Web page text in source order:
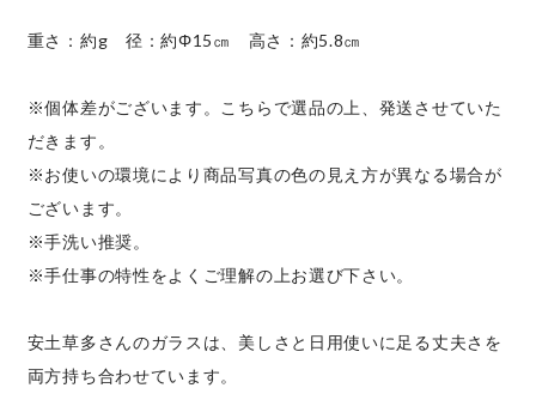
重さ：約g 径：約Φ15㎝ 高さ：約5.8㎝
※個体差がございます。こちらで選品の上、発送させていた
だきます。
※お使いの環境により商品写真の色の見え方が異なる場合が
ございます。
※手洗い推奨。
※手仕事の特性をよくご理解の上お選び下さい。
安土草多さんのガラスは、美しさと日用使いに足る丈夫さを
両方持ち合わせています。